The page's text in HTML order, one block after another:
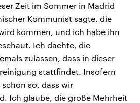
Zeit im Sommer in Madrid
Kommunist sagte, die
kommen, und ich habe ihn
Ich dachte, die
zulassen, dass in dieser
stattfindet. Insofern
so, dass wir
Ich glaube, die große Mehrheit